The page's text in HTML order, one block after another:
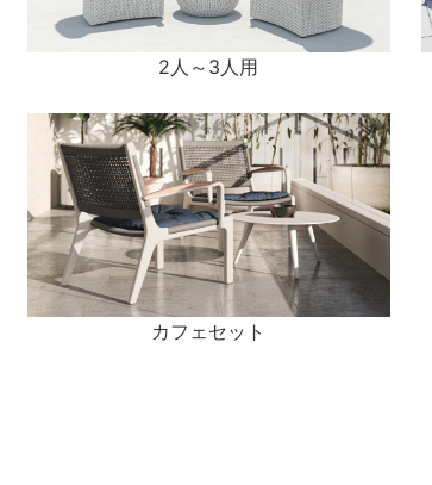
2人～3人用
カフェセット